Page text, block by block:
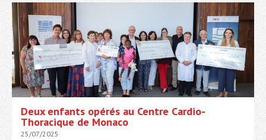
Deux enfants opérés au Centre Cardio-
Thoracique de Monaco
25/07/2025